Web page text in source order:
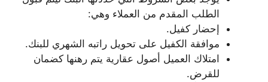
الطلب المقدم من العملاء وهي:
إحضار كفيل.
موافقة الكفيل على تحويل راتبه الشهري للبنك.
امتلاك العميل أصول عقارية يتم رهنها كضمان
للقرض.